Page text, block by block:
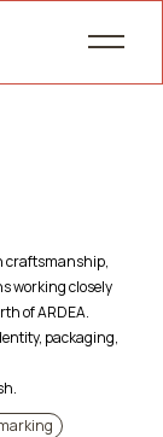
craftsmanship,
working closely
of ARDEA.
packaging,